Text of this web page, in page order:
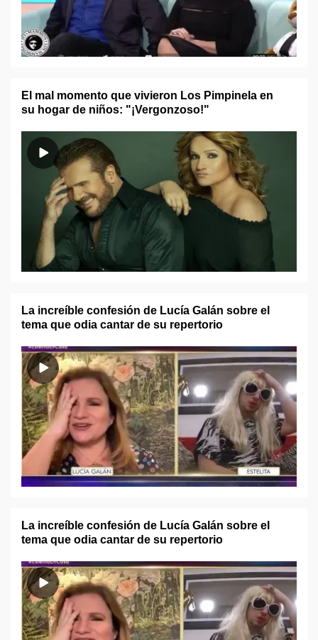
El mal momento que vivieron Los Pimpinela en
su hogar de niños: "¡Vergonzoso!"
La increíble confesión de Lucía Galán sobre el
tema que odia cantar de su repertorio
La increíble confesión de Lucía Galán sobre el
tema que odia cantar de su repertorio